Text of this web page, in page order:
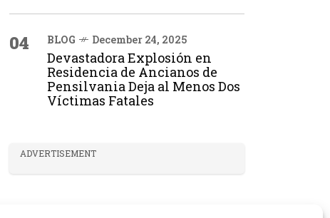
04 BLOG December 24, 2025
Devastadora Explosión en
Residencia de Ancianos de
Pensilvania Deja al Menos Dos
Víctimas Fatales
ADVERTISEMENT